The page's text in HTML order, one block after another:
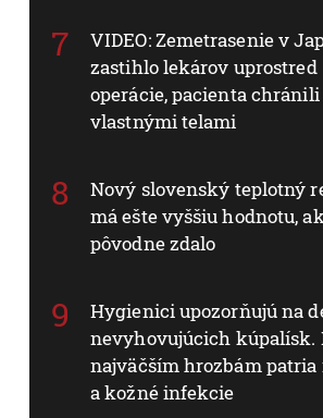
VIDEO: Zemetrasenie v
zastihlo lekárov uprostred
operácie, pacienta chránili
vlastnými telami
Nový slovenský teplotný
má ešte vyššiu hodnotu,
pôvodne zdalo
Hygienici upozorňujú na
nevyhovujúcich kúpalísk.
najväčším hrozbám patria
a kožné infekcie